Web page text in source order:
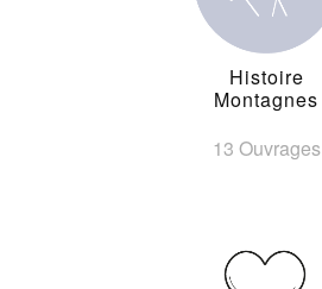
Histoire
Montagnes
13 Ouvrages